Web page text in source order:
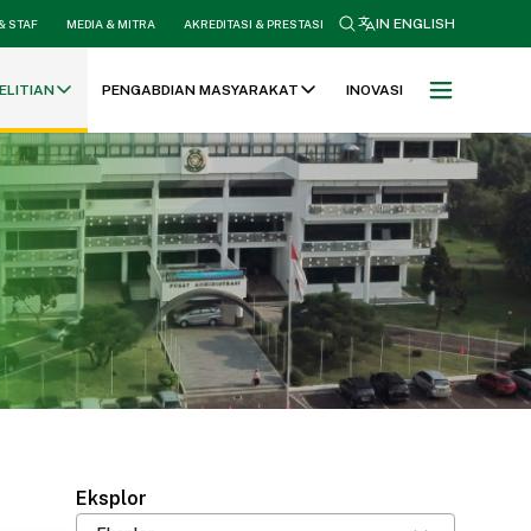
STAF MEDIA & MITRA AKREDITASI & PRESTASI IN ENGLISH
PENGABDIAN MASYARAKAT INOVASI
Eksplor